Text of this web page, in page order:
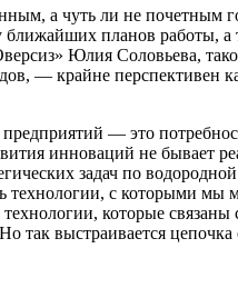
а чуть ли не почетным
планов работы, а
Юлия Соловьева,
— крайне перспективен
— это
инноваций не бывает
задач по водородной
технологии, с которыми
которые
так выстраивается цепочка